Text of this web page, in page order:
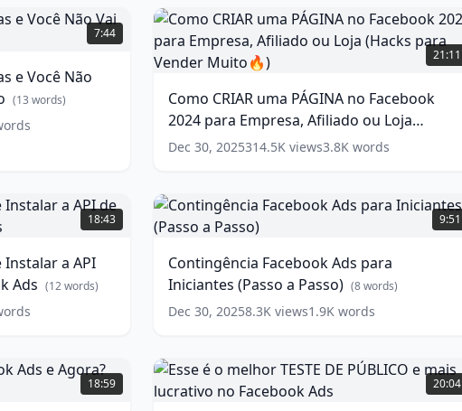
7:44
e Você Não
(13 words)
Como
CRIAR
uma
no
Facebook
2024
para
Afiliado
ou
Loja
para
Vender
🔥)
words)
21:11
Como CRIAR uma PÁGINA no Facebook
2024 para Empresa, Afiliado ou Loja
(Hacks para Vender Muito🔥) (16
Dec 30, 2025314.5K views3.8K words
18:43
Instalar a API
Ads (12words)
Contingência
Facebook
Ads
Iniciantes
(Passo
a
Passo)
words)
9:51
Contingência Facebook Ads para
Iniciantes (Passo a Passo) (8words)
Dec 30, 20258.3K views1.9K words
18:59
Esse
é
o
20:04